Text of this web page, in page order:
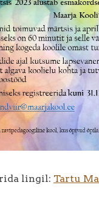
lingil: Tartu